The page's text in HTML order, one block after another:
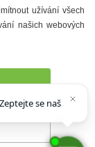
užívání všech
našich webových